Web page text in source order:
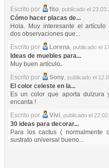
Escrito por fito, publicado el
Cómo hacer placas de...
Hola. Muy interesante el
dos observaciones que...
Escrito por
Lorena, publicado el
Ideas de muebles para...
Muy buen artículo.
Escrito por
Sony, publicado el
El color celeste en la...
Es un color que aporta dulzura
encanta !
Escrito por
Vivi, publicado el
30 ideas para decorar...
Para los cactus ( normalmente
sustrato universal bueno...